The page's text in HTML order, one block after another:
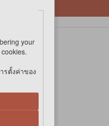
your
รตั้งค่าของ